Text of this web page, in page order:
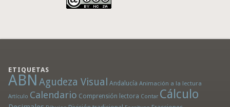
ETIQUETAS
ABN Agudeza Visual Andalucía Animación a la lectura
Artículo Calendario Comprensión lectora Contar Cálculo